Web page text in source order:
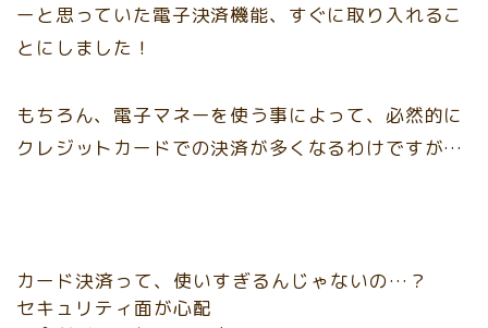
ーと思っていた電子決済機能、すぐに取り入れるこ
とにしました！
もちろん、電子マネーを使う事によって、必然的に
クレジットカードでの決済が多くなるわけですが…
カード決済って、使いすぎるんじゃないの…？
セキュリティ面が心配